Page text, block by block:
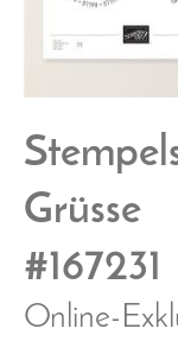
Grüsse
#167231
Online-